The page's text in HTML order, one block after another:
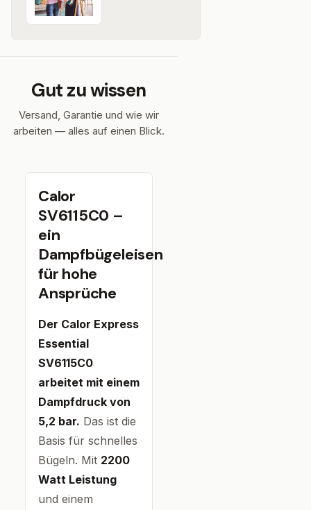
Gut zu wissen
Versand, Garantie und wie wir
arbeiten — alles auf einen Blick.
Calor
SV6115C0 –
ein
Dampfbügeleisen
für hohe
Ansprüche
Der Calor Express
Essential
SV6115C0
arbeitet mit einem
Dampfdruck von
5,2 bar. Das ist die
Basis für schnelles
Bügeln. Mit 2200
Watt Leistung
und einem